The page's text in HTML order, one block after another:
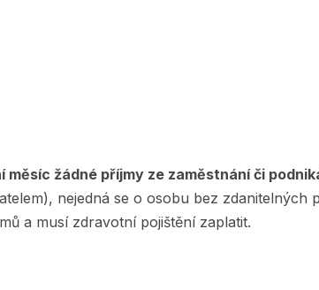
měsíc žádné příjmy ze zaměstnání či
nejedná se o osobu bez zdanitelných
a musí zdravotní pojištění zaplatit.